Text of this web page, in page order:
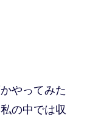
やってみた
の中では収